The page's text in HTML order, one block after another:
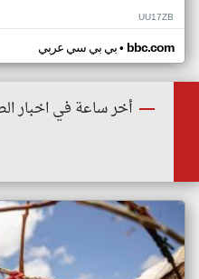
UU17ZB
بي بي سي عربي• bbc.com
أخر ساعة في اخبار